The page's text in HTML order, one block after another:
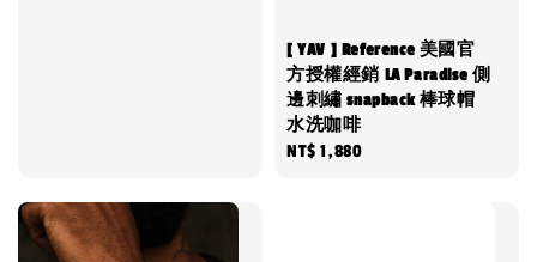
[ YAV ] Reference 美國官
方授權經銷 LA Paradise 側
邊刺繡 snapback 棒球帽
水洗咖啡
Regular
NT$ 1,880